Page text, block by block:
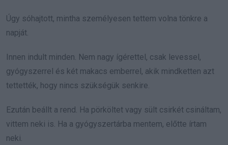
Úgy sóhajtott, mintha személyesen tettem volna tönkre a
napját.
Innen indult minden. Nem nagy ígérettel, csak levessel,
gyógyszerrel és két makacs emberrel, akik mindketten azt
tettették, hogy nincs szükségük senkire.
Ezután beállt a rend. Ha pörköltet vagy sült csirkét csináltam,
vittem neki is. Ha a gyógyszertárba mentem, előtte írtam
neki.